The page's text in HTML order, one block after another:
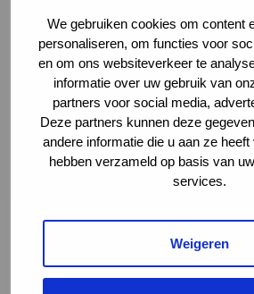
We gebruiken cookies om content
personaliseren, om functies voor
en om ons websiteverkeer te
informatie over uw gebruik van
partners voor social media,
Deze partners kunnen deze
andere informatie die u aan ze
hebben verzameld op basis van
services.
Weigeren
Volledige omschrijving*
Starttijd*